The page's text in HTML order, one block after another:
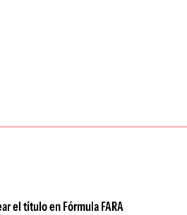
el título en Fórmula FARA